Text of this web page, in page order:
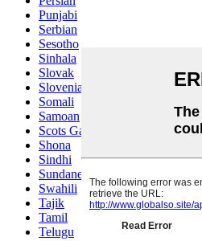
Punjabi
Serbian
Sesotho
Sinhala
Slovak
Slovenian
Somali
Samoan
Scots Gaelic
Shona
Sindhi
Sundanese
Swahili
Tajik
Tamil
Telugu